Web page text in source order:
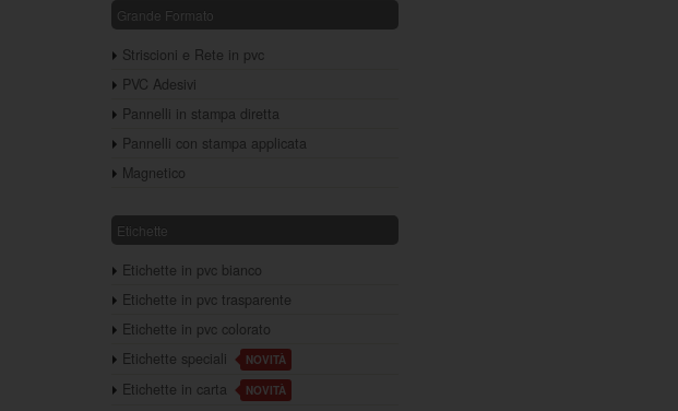
Grande Formato
Striscioni e Rete in pvc
PVC Adesivi
Pannelli in stampa diretta
Pannelli con stampa applicata
Magnetico
Etichette
Etichette in pvc bianco
Etichette in pvc trasparente
Etichette in pvc colorato
Etichette speciali
NOVITÀ
Etichette in carta NOVITÀ